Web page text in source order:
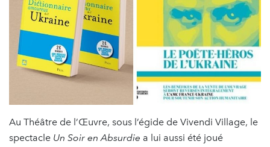
Au Théâtre de l’Œuvre, sous l’égide de Vivendi Village, le
spectacle Un Soir en Absurdie a lui aussi été joué